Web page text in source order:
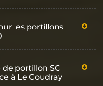
les portillons
portillon SC
à Le Coudray